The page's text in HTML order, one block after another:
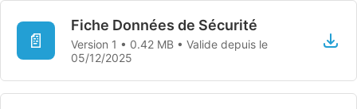
📄
Fiche Données de Sécurité
Version 1 • 0.42 MB • Valide depuis le
05/12/2025